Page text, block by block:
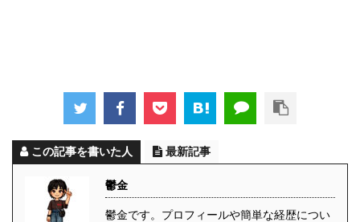
この記事を書いた人 最新記事
鬱金
鬱金です。プロフィールや簡単な経歴につい